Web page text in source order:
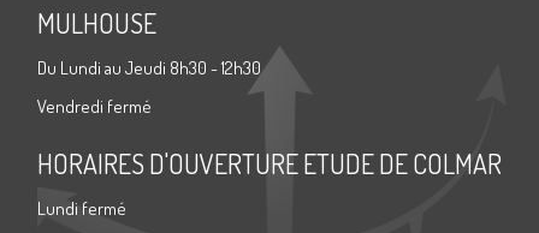
MULHOUSE
Du Lundi au Jeudi 8h30 - 12h30
Vendredi fermé
HORAIRES D'OUVERTURE ETUDE DE COLMAR
Lundi fermé